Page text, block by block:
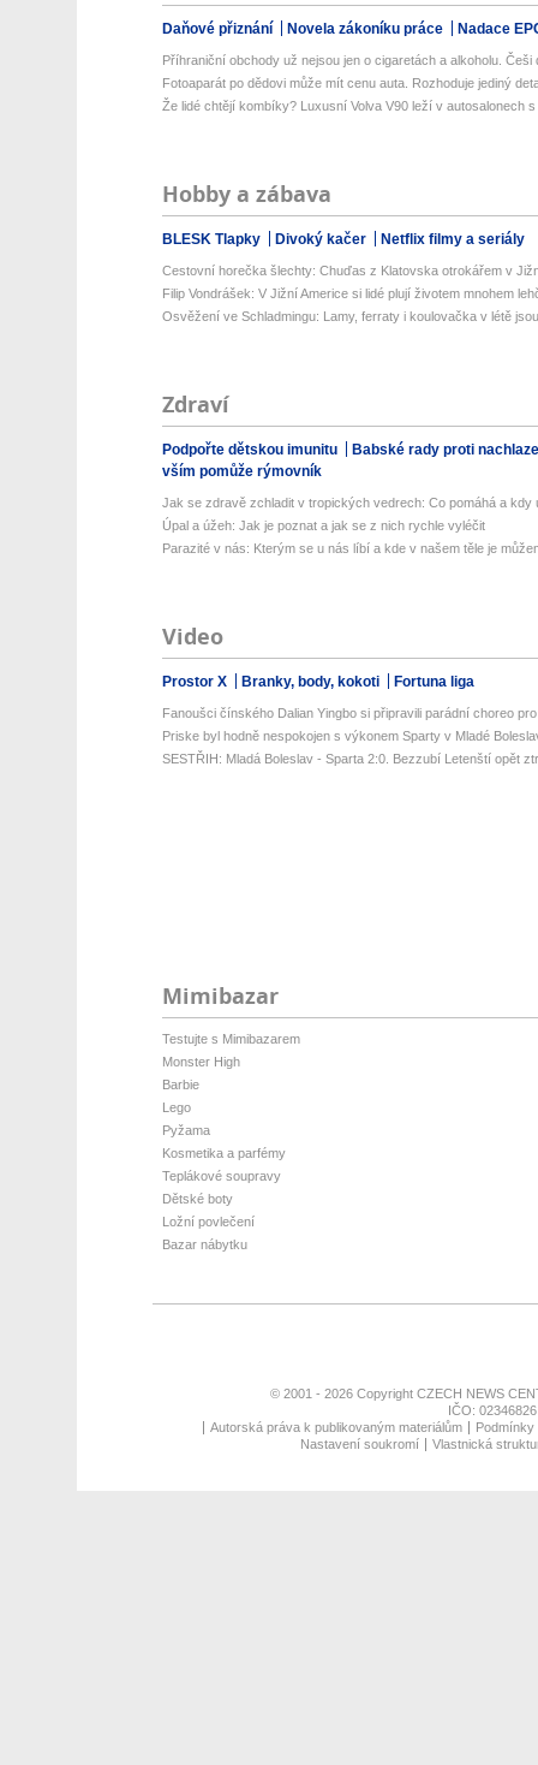
Daňové přiznání Novela zákoníku práce Nadace
Příhraniční obchody už nejsou jen o cigaretách a alkoholu. Češi
Fotoaparát po dědovi může mít cenu auta. Rozhoduje jediný
Že lidé chtějí kombíky? Luxusní Volva V90 leží v autosalonech s
Hobby a zábava
BLESK Tlapky Divoký kačer Netflix filmy a seriály
Cestovní horečka šlechty: Chuďas z Klatovska otrokářem v
Filip Vondrášek: V Jižní Americe si lidé plují životem mnohem
Osvěžení ve Schladmingu: Lamy, ferraty i koulovačka v létě
Zdraví
Podpořte dětskou imunitu
Babské rady proti
vším pomůže rýmovník
Jak se zdravě zchladit v tropických vedrech: Co pomáhá a kdy
Úpal a úžeh: Jak je poznat a jak se z nich rychle vyléčit
Parazité v nás: Kterým se u nás líbí a kde v našem těle je
Video
Prostor X Branky, body, kokoti Fortuna liga
Fanoušci čínského Dalian Yingbo si připravili parádní choreo
Priske byl hodně nespokojen s výkonem Sparty v Mladé
SESTŘIH: Mladá Boleslav - Sparta 2:0. Bezzubí Letenští opět
Mimibazar
Testujte s Mimibazarem
Monster High
Barbie
Lego
Pyžama
Kosmetika a parfémy
Teplákové soupravy
Dětské boty
Ložní povlečení
Bazar nábytku
© 2001 - 2026 Copyright CZECH NEWS
IČO:
Autorská práva k publikovaným materiálům
Nastavení soukromí
Vlastnická